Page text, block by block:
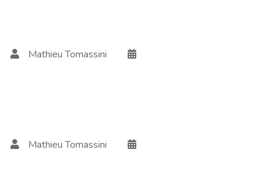
Mathieu Tomassini
Mathieu Tomassini